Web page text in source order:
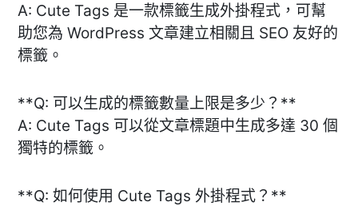
A: Cute Tags 是一款標籤生成外掛程式，可幫
助您為 WordPress 文章建立相關且 SEO 友好的
標籤。
**Q: 可以生成的標籤數量上限是多少？**
A: Cute Tags 可以從文章標題中生成多達 30 個
獨特的標籤。
**Q: 如何使用 Cute Tags 外掛程式？**